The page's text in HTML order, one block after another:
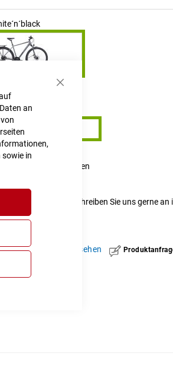
Schließen
an
in
54 cm
54 cm
im Onlineshop erfragen
ist nicht verfügbar.
zur Verfügbarkeit schreiben Sie uns gerne an
hinzufügen ansehen